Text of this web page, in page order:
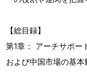
【総目録】
第1章： アーチサポー
および中国市場の基本